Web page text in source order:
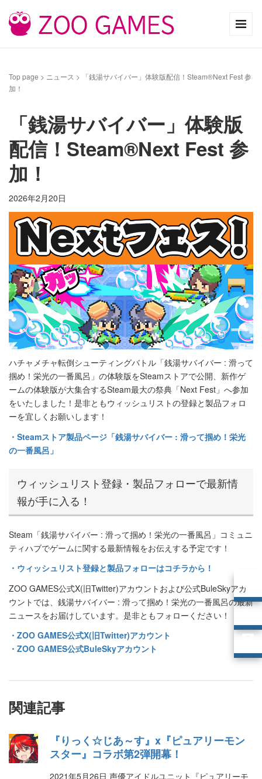
Top page > ニュース >
「銭湯サバイバー」体験版配信！Steam®Next Fest 参
加！
「銭湯サバイバー」体験版
配信！Steam®Next Fest 参
加！
2026年2月20日
ハチャメチャ転倒シューティングバトル「銭湯サバイバー : 滑って
掴め！栄光の一番風呂」の体験版をSteamストアで公開、新作ゲ
ームの体験版が大集合するSteam最大の祭典「Next Fest」へ参加
をいたしました！是非ともウィッシュリストの登録と製品フォロ
ーを宜しくお願いします！
・Steamストア製品ページ「銭湯サバイバー : 滑って掴め！栄光
の一番風呂」
ウィッシュリスト登録・製品フォローで最新情
報が手に入る！
Steam「銭湯サバイバー : 滑って掴め！栄光の一番風呂」コミュニ
ティハブでゲームに関する最新情報をお伝えする予定です！
・ウィッシュリスト登録と製品フォローはコチラから！
ZOO GAMES公式X(旧Twitter)アカウントおよび公式BuleSkyアカ
ウントでは、銭湯サバイバー : 滑って掴め！栄光の一番風呂の最新
ニュースをお届けしています。是非ともフォローください！
・ZOO GAMES公式X(旧Twitter)アカウント
・ZOO GAMES公式BuleSkyアカウント
関連記事
『りっく☆じあ～す』x『ピュアリーモン
スター』コラボ第2弾開幕！
2021年5月26日 声優アイドルユニット『ピュアリーモ